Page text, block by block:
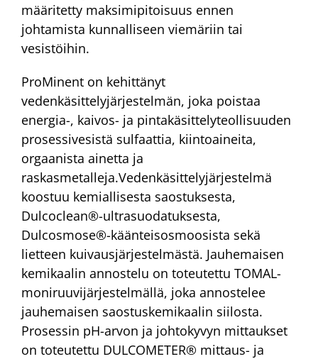
määritetty maksimipitoisuus ennen
johtamista kunnalliseen viemäriin tai
vesistöihin.
ProMinent on kehittänyt
vedenkäsittelyjärjestelmän, joka poistaa
energia-, kaivos- ja pintakäsittelyteollisuuden
prosessivesistä sulfaattia, kiintoaineita,
orgaanista ainetta ja
raskasmetalleja.Vedenkäsittelyjärjestelmä
koostuu kemiallisesta saostuksesta,
Dulcoclean®-ultrasuodatuksesta,
Dulcosmose®-käänteisosmoosista sekä
lietteen kuivausjärjestelmästä. Jauhemaisen
kemikaalin annostelu on toteutettu TOMAL-
moniruuvijärjestelmällä, joka annostelee
jauhemaisen saostuskemikaalin siilosta.
Prosessin pH-arvon ja johtokyvyn mittaukset
on toteutettu DULCOMETER® mittaus- ja